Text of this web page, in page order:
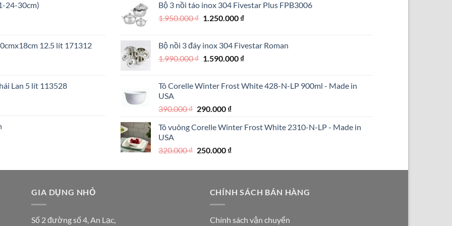
24-30cm)
12.5 lít 171312
Lan 5 lít 113528
890.000 ₫.là:
690.000 ₫.
Bộ 3 nồi táo inox 304 Fivestar Plus FPB3006
1.950.000₫ Giá
1.950.000 ₫.
1.250.000 ₫Giá
là:
1.250.000 ₫.
Bộ nồi 3 đáy inox 304 Fivestar Roman
1.990.000₫ Giá
1.990.000 ₫.
1.590.000 ₫Giá
là:
Tô Corelle Winter Frost White 428-N-LP 900ml - Made in
USA
390.000₫ Giá
là:
290.000 ₫Giá
tại
290.000 ₫.
Tô vuông Corelle Winter Frost White 2310-N-LP - Made in
USA
320.000₫ Giá
là:
250.000 ₫Giá
tại
250.000 ₫.
GIA DỤNG NHỎ
Số 2 đường số 4, An Lạc,
CHÍNH SÁCH BÁN HÀNG
Chính sách vận chuyển